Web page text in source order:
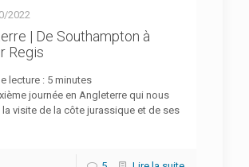
2022
| De Southampton à
Regis
lecture : 5 minutes
journée en Angleterre qui nous
la visite de la côte jurassique et de ses